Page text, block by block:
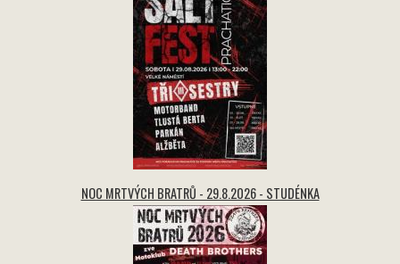
NOC MRTVÝCH BRATRŮ - 29.8.2026 - STUDÉNKA